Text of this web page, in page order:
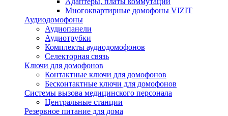
Многоквартирные домофоны VIZIT
Аудиодомофоны
Аудиопанели
Аудиотрубки
Комплекты аудиодомофонов
Селекторная связь
Ключи для домофонов
Контактные ключи для домофонов
Бесконтактные ключи для домофонов
Системы вызова медицинского персонала
Центральные станции
Резервное питание для дома